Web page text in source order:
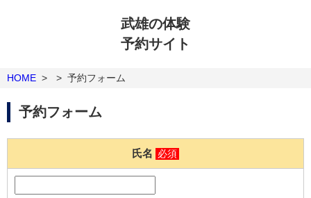
武雄の体験
予約サイト
HOME > > 予約フォーム
予約フォーム
氏名 必須